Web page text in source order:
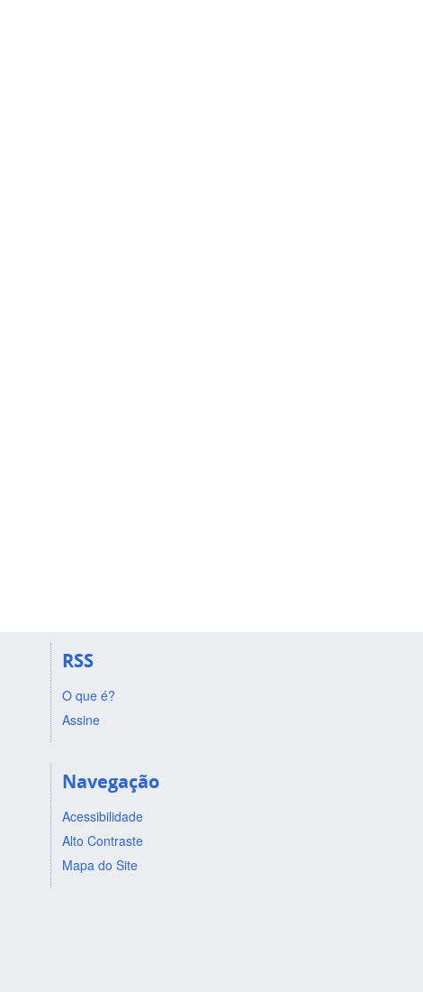
RSS
O que é?
Assine
Navegação
Acessibilidade
Alto Contraste
Mapa do Site